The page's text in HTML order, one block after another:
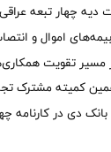
چهار تبعه
اموال و
مسیر تقویت
کمیته مشترک
دی در کارنامه